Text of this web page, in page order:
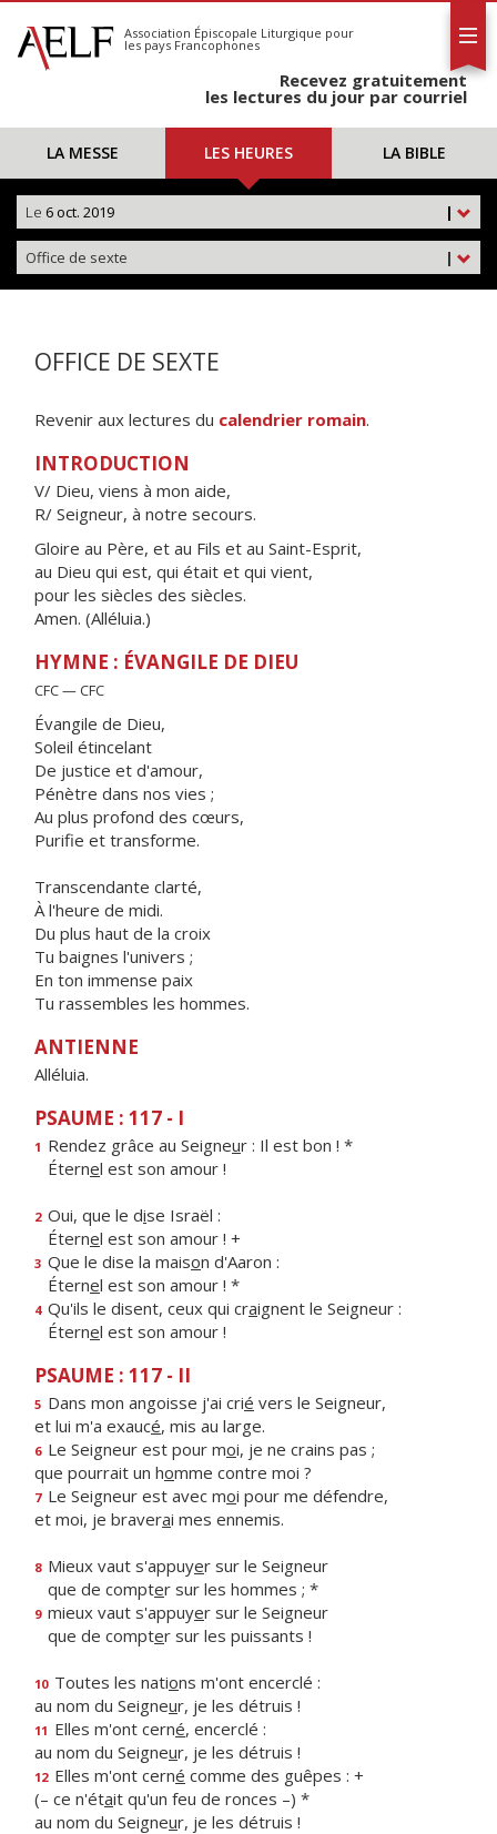
S'abonner
Calendrier
Association Épiscopale Liturgique pour
les pays Francophones
Recevez gratuitement
les lectures du jour par courriel
LA MESSE LES HEURES LA BIBLE
|
Le 6 oct. 2019
|
Office de sexte
OFFICE DE SEXTE
Revenir aux lectures du calendrier romain.
INTRODUCTION
V/ Dieu, viens à mon aide,
R/ Seigneur, à notre secours.
Gloire au Père, et au Fils et au Saint-Esprit,
au Dieu qui est, qui était et qui vient,
pour les siècles des siècles.
Amen. (Alléluia.)
HYMNE : ÉVANGILE DE DIEU
CFC — CFC
Évangile de Dieu,
Soleil étincelant
De justice et d'amour,
Pénètre dans nos vies ;
Au plus profond des cœurs,
Purifie et transforme.
Transcendante clarté,
À l'heure de midi.
Du plus haut de la croix
Tu baignes l'univers ;
En ton immense paix
Tu rassembles les hommes.
ANTIENNE
Alléluia.
PSAUME : 117 - I
1 Rendez grâce au Seigneur : Il est bon ! *
Éternel est son amour !
2 Oui, que le dise Israël :
Éternel est son amour ! +
3 Que le dise la maison d'Aaron :
Éternel est son amour ! *
4 Qu'ils le disent, ceux qui craignent le Seigneur :
Éternel est son amour !
PSAUME : 117 - II
5 Dans mon angoisse j'ai crié vers le Seigneur,
et lui m'a exaucé, mis au large.
6 Le Seigneur est pour moi, je ne crains pas ;
que pourrait un homme contre moi ?
7 Le Seigneur est avec moi pour me défendre,
et moi, je braverai mes ennemis.
8 Mieux vaut s'appuyer sur le Seigneur
que de compter sur les hommes ; *
9 mieux vaut s'appuyer sur le Seigneur
que de compter sur les puissants !
10 Toutes les nations m'ont encerclé :
au nom du Seigneur, je les détruis !
11 Elles m'ont cerné, encerclé :
au nom du Seigneur, je les détruis !
12 Elles m'ont cerné comme des guêpes : +
(– ce n'était qu'un feu de ronces –) *
au nom du Seigneur, je les détruis !